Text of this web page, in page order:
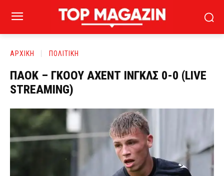
ΑΡΧΙΚΗ ΠΟΛΙΤΙΚΗ
ΠΑΟΚ – ΓΚΟΟΥ ΑΧΕΝΤ ΙΝΓΚΛΣ 0-0 (LIVE
STREAMING)